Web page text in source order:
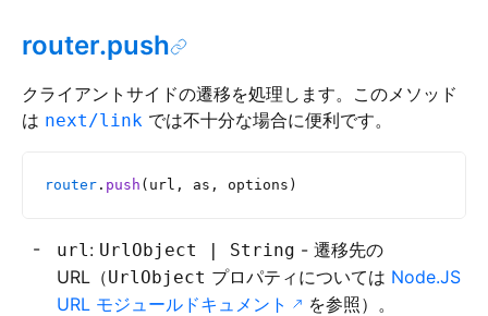
router.push
クライアントサイドの遷移を処理します。このメソッド
は next/link では不十分な場合に便利です。
router . push (url, as, options)
url: UrlObject | String - 遷移先の
URL（UrlObject プロパティについては Node.JS
URL モジュールドキュメント
を参照）。